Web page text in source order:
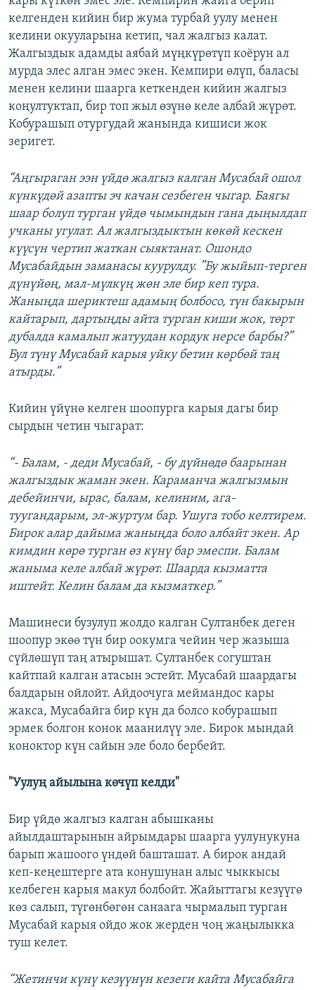
келгенден кийин бир жума турбай уулу менен
келини окууларына кетип, чал жалгыз калат.
Жалгыздык адамды аябай мүңкүрөтүп коёрун ал
мурда элес алган эмес экен. Кемпири өлүп, баласы
менен келини шаарга кеткенден кийин жалгыз
коңултуктап, бир топ жыл өзүнө келе албай жүрөт.
Кобурашып отургудай жанында кишиси жок
зеригет.
“Аңгыраган ээн үйдө жалгыз калган Мусабай ошол
күнкүдөй азапты эч качан сезбеген чыгар. Баягы
шаар болуп турган үйдө чымындын гана дыңылдап
учканы угулат. Ал жалгыздыктын көкөй кескен
күүсүн чертип жаткан сыяктанат. Ошондо
Мусабайдын заманасы куурулду. ”Бу жыйып-терген
дүнүйөң, мал-мүлкүң жөн эле бир кеп тура.
Жаныңда шериктеш адамың болбосо, түн бакырын
кайтарып, дартыңды айта турган киши жок, төрт
дубалда камалып жатуудан кордук нерсе барбы?”
Бул түнү Мусабай карыя уйку бетин көрбөй таң
атырды.”
Кийин үйүнө келген шоопурга карыя дагы бир
сырдын четин чыгарат:
“- Балам, - деди Мусабай, - бу дүйнөдө баарынан
жалгыздык жаман экен. Караманча жалгызмын
дебейинчи, ырас, балам, келиним, ага-
туугандарым, эл-журтум бар. Ушуга тобо келтирем.
Бирок алар дайыма жаныңда боло албайт экен. Ар
кимдин көрө турган өз күнү бар эмеспи. Балам
жаныма келе албай жүрөт. Шаарда кызматта
иштейт. Келин балам да кызматкер.”
Машинеси бузулуп жолдо калган Султанбек деген
шоопур экөө түн бир оокумга чейин чер жазыша
сүйлөшүп таң атырышат. Султанбек согуштан
кайтпай калган атасын эстейт. Мусабай шаардагы
балдарын ойлойт. Айдоочуга меймандос кары
жакса, Мусабайга бир күн да болсо кобурашып
эрмек болгон конок маанилүү эле. Бирок мындай
коноктор күн сайын эле боло бербейт.
"Уулуң айылына көчүп келди"
Бир үйдө жалгыз калган абышканы
айылдаштарынын айрымдары шаарга уулунукуна
барып жашоого үндөй башташат. А бирок андай
кеп-кеңештерге ата конушунан алыс чыккысы
келбеген карыя макул болбойт. Жайыттагы кезүүгө
көз салып, түгөнбөгөн санаага чырмалып турган
Мусабай карыя ойдо жок жерден чоң жаңылыкка
туш келет.
“Жетинчи күнү кезүүнүн кезеги кайта Мусабайга